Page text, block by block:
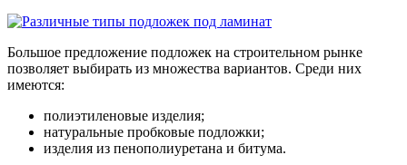
Большое предложение подложек на строительном рынке
позволяет выбирать из множества вариантов. Среди них
имеются:
полиэтиленовые изделия;
натуральные пробковые подложки;
изделия из пенополиуретана и битума.